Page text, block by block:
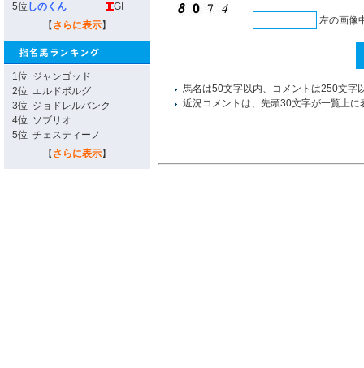
5位 しのくん
GI
【 さらに表示】
1位 ジャンゴッド
2位 エルドボルグ
3位 ジョドレルバンク
4位 ソブリオ
5位 チェスティーノ
【 さらに表示】
左の画像
馬名は50文字以内、コメントは250文字
近況コメントは、先頭30文字が一覧上に